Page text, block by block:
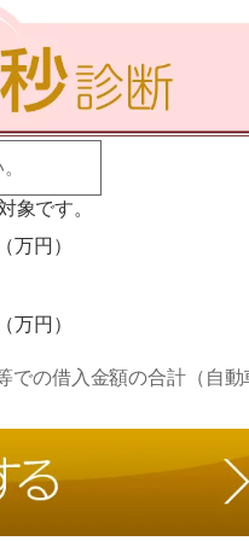
象です。
（万円）
（万円）
での借入金額の合計（自動